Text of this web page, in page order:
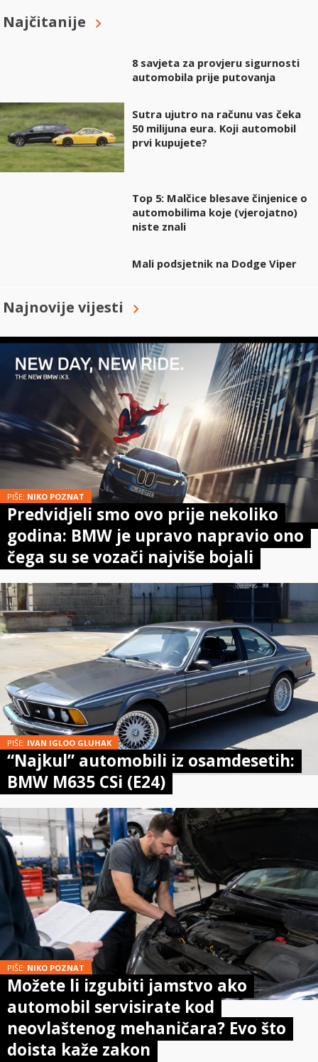
Najčitanije
8 savjeta za provjeru sigurnosti
automobila prije putovanja
Sutra ujutro na računu vas čeka
50 milijuna eura. Koji automobil
prvi kupujete?
Top 5: Malčice blesave činjenice o
automobilima koje (vjerojatno)
niste znali
Mali podsjetnik na Dodge Viper
Najnovije vijesti
PIŠE: NIKO POZNAT
Predvidjeli smo ovo prije nekoliko
godina: BMW je upravo napravio ono
čega su se vozači najviše bojali
PIŠE: IVAN IGLOO GLUHAK
“Najkul” automobili iz osamdesetih:
BMW M635 CSi (E24)
PIŠE: NIKO POZNAT
Možete li izgubiti jamstvo ako
automobil servisirate kod
neovlaštenog mehaničara? Evo što
doista kaže zakon